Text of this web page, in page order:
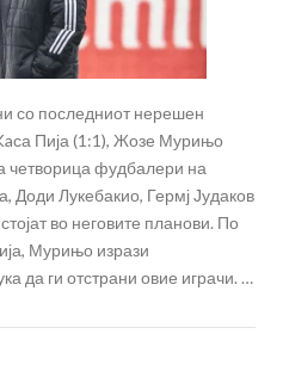
со последниот нерешен
Пија (1:1), Жозе Мурињо
четворица фудбалери на
Лукебакио, Гермј Јудаков
во неговите планови. По
Мурињо изрази
да ги отстрани овие играчи. …